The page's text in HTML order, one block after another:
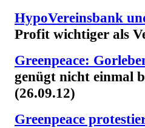
HypoVereinsbank
Profit wichtiger als
Greenpeace:
genügt nicht einmal
(26.09.12)
Greenpeace